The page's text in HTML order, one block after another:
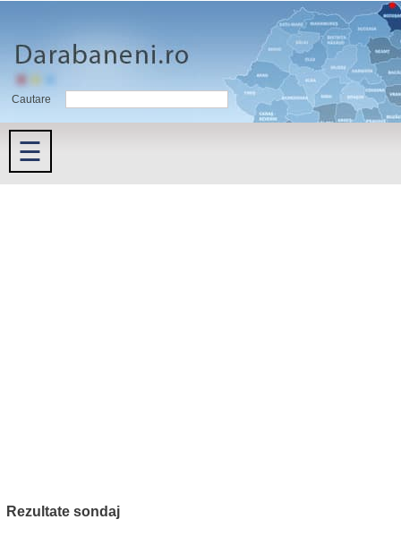
Cautare
☰
Rezultate sondaj